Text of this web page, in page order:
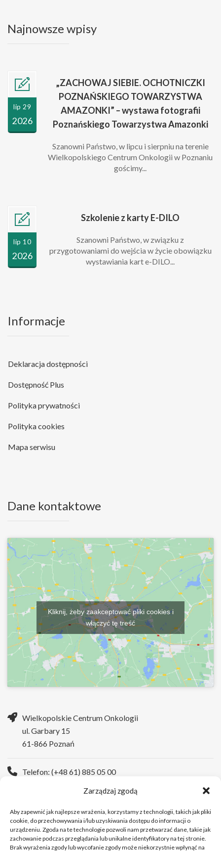
Zarządzaj zgodą
Aby zapewnić jak najlepsze wrażenia, korzystamy z technologii, takich jak pliki
cookie, do przechowywania i/lub uzyskiwania dostępu do informacji o
urządzeniu. Zgoda na te technologie pozwoli nam przetwarzać dane, takie jak
zachowanie podczas przeglądania lub unikalne identyfikatory na tej stronie.
Brak wyrażenia zgody lub wycofanie zgody może niekorzystnie wpłynąć na
Najnowsze wpisy
lip 29
2026
„ZACHOWAJ SIEBIE. OCHOTNICZKI
POZNAŃSKIEGO TOWARZYSTWA
AMAZONKI” – wystawa fotografii
Poznańskiego Towarzystwa Amazonki
Szanowni Państwo, w lipcu i sierpniu na terenie
Wielkopolskiego Centrum Onkologii w Poznaniu
gościmy...
lip 10
2026
Szkolenie z karty E-DILO
Szanowni Państwo, w związku z
przygotowaniami do wejścia w życie obowiązku
wystawiania kart e-DILO...
Informacje
Deklaracja dostępności
Dostępność Plus
Polityka prywatności
Polityka cookies
Mapa serwisu
Dane kontaktowe
Kliknij, żeby zaakceptować pliki cookies i
włączyć tę treść
Wielkopolskie Centrum Onkologii
ul. Garbary 15
61-866 Poznań
Telefon: (+48 61) 885 05 00